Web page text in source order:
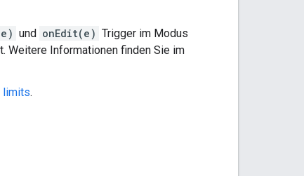
und onEdit(e) Trigger im Modus
Weitere Informationen finden Sie im
limits.